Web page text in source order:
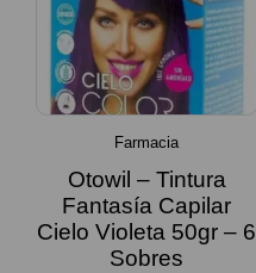
Farmacia
Otowil – Tintura
Fantasía Capilar
Cielo Violeta 50gr – 6
Sobres